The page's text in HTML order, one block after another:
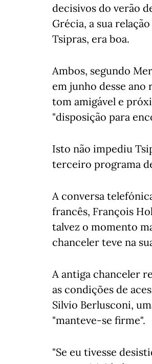
decisivos do verão
Grécia, a sua
Tsipras, era boa.
Ambos, segundo
em junho desse ano
tom amigável e
"disposição para
Isto não impediu
terceiro programa
A conversa
francês, François
talvez o momento
chanceler teve na
A antiga chanceler
as condições de
Silvio Berlusconi,
"manteve-se firme".
"Se eu tivesse